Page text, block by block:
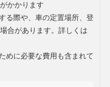
かかります
る際や、車の定置場所、登
合があります。詳しくは
めに必要な費用も含まれて